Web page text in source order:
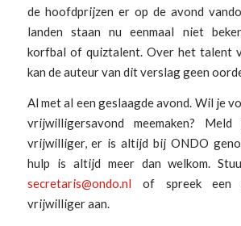
de hoofdprijzen er op de avond
landen staan nu eenmaal niet
korfbal of quiztalent. Over het talent
kan de auteur van dit verslag geen
Al met al een geslaagde avond. Wil je
vrijwilligersavond meemaken?
vrijwilliger, er is altijd bij ONDO
hulp is altijd meer dan welkom.
secretaris@ondo.nl of spreek een
vrijwilliger aan.